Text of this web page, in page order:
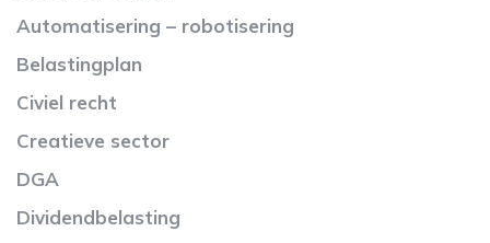
Automatisering – robotisering
Belastingplan
Civiel recht
Creatieve sector
DGA
Dividendbelasting